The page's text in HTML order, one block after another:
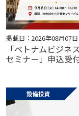
掲載日：2026年08月07日
「ベトナムビジネ
セミナー」申込受
設備投資